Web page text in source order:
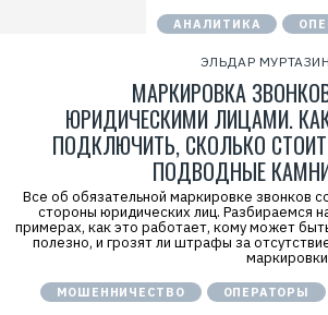
АНАЛИТИКА
ЭЛЬДАР МУРТАЗИН
МАРКИРОВКА
ЮРИДИЧЕСКИМИ ЛИЦАМИ.
ПОДКЛЮЧИТЬ, СКОЛЬКО
ПОДВОДНЫЕ
Все об обязательной маркировке звонков
стороны юридических лиц. Разбираемся
примерах, как это работает, кому может
полезно, и грозят ли штрафы за
МОШЕННИЧЕСТВО ОПЕРАТОРЫ